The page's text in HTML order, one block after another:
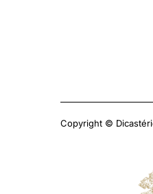
Copyright ©